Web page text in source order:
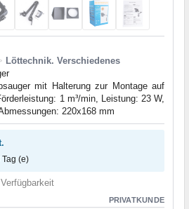
Löttechnik. Verschiedenes
mit Halterung zur Montage auf
1 m³/min, Leistung: 23 W,
220x168 mm
(e)
PRIVATKUNDE